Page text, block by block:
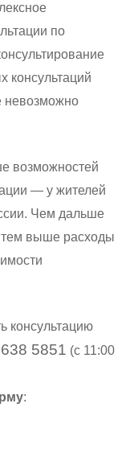
по
консультаций
невозможно
возможностей
— у жителей
Чем дальше
тем выше расходы
консультацию
5851 (с 11:00
: